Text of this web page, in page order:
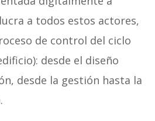
a todos estos actores,
de control del ciclo
desde el diseño
desde la gestión hasta la